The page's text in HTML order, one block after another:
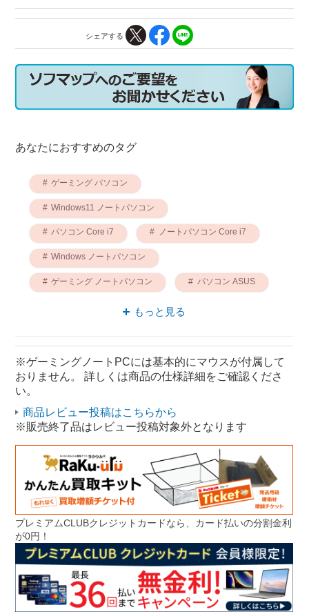
シェアする
あなたにおすすめのタグ
ゲーミング パソコン
Windows11 ノートパソコン
パソコン Core i7 ノートパソコン Core i7
Windows ノートパソコン
ゲーミング ノートパソコン パソコン ASUS
パソコン インテル
もっと見る
※ゲーミングノートPCには基本的にマウスが付属して
おりません。 詳しくは商品の仕様詳細をご確認くださ
い。
商品レビュー投稿はこちらから
※販売終了品はレビュー投稿対象外となります
プレミアムCLUBクレジットカードなら、カード払いの分割金利
が0円！